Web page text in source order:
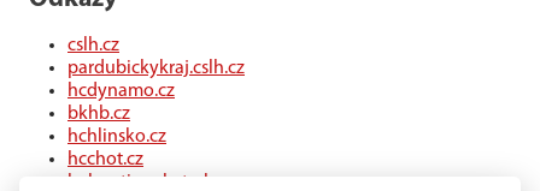
cslh.cz
pardubickykraj.cslh.cz
hcdynamo.cz
bkhb.cz
hchlinsko.cz
hcchot.cz
kohouti-ceskatrebova.cz